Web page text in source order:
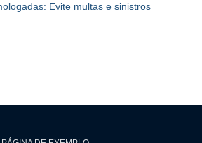
Evite multas e sinistros